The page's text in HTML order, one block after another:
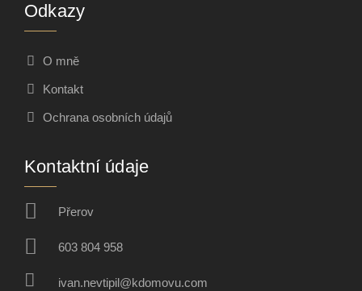
Odkazy
O mně
Kontakt
Ochrana osobních údajů
Kontaktní údaje
Přerov
603 804 958
ivan.nevtipil@kdomovu.com